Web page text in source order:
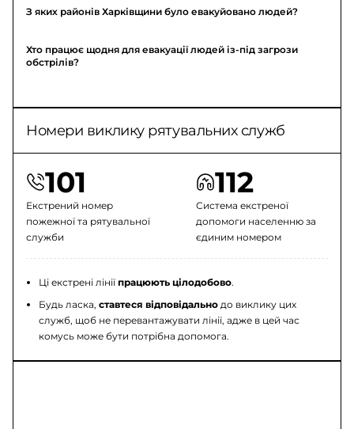
З яких районів Харківщини було евакуйовано людей?
Хто працює щодня для евакуації людей із-під загрози
обстрілів?
Номери виклику рятувальних служб
101
Екстрений номер
пожежної та рятувальної
служби
112
Система екстреної
допомоги населенню за
єдиним номером
Ці екстрені лініїпрацюють цілодобово.
Будь ласка,ставтеся відповідально до виклику цих
служб, щоб не перевантажувати лінії, адже в цей час
комусь може бути потрібна допомога.